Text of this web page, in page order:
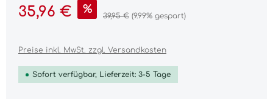
Verkaufspreis:
35,96 € % Regulärer Preis:
39,95 € (9.99% gespart)
Preise inkl. MwSt. zzgl. Versandkosten
Sofort verfügbar, Lieferzeit: 3-5 Tage